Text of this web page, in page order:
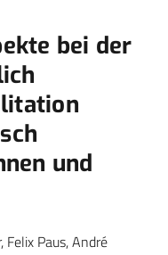
bei der
und
Paus, André